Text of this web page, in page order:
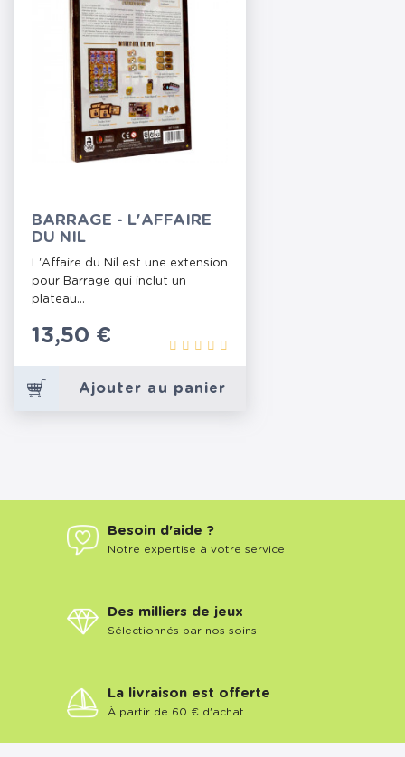
BARRAGE - L'AFFAIRE
DU NIL
L'Affaire du Nil est une extension
pour Barrage qui inclut un
plateau...
Prix
13,50 €
Ajouter au panier
Besoin d'aide ?
Notre expertise à votre service
Des milliers de jeux
Sélectionnés par nos soins
La livraison est offerte
À partir de 60 € d'achat